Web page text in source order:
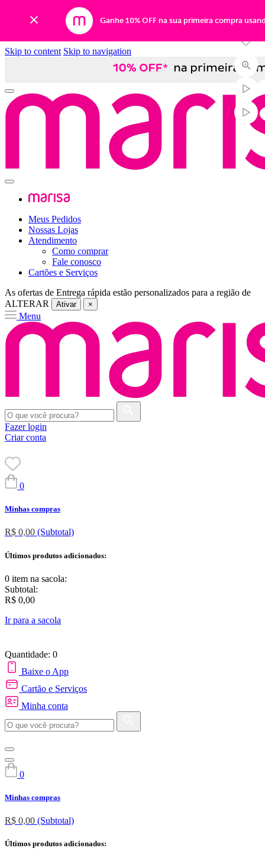
Ganhe 10% OFF na sua primeira compra
Skip to content Skip to navigation
Meus Pedidos
Nossas Lojas
Atendimento
Como comprar
Fale conosco
Cartões e Serviços
As ofertas de Entrega rápida estão personalizados para a região de
ALTERAR
Ativar ×
Menu
Fazer login
Criar conta
0
Minhas compras
R$ 0,00 (Subtotal)
Últimos produtos adicionados:
0 item na sacola:
Subtotal:
R$ 0,00
Ir para a sacola
Quantidade: 0
Baixe o App
Cartão e Serviços
Minha conta
0
Minhas compras
R$ 0,00 (Subtotal)
Últimos produtos adicionados: